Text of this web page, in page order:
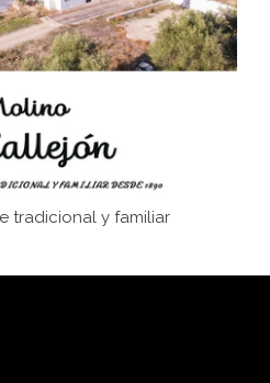
de Los Hurones
tradicional y familiar